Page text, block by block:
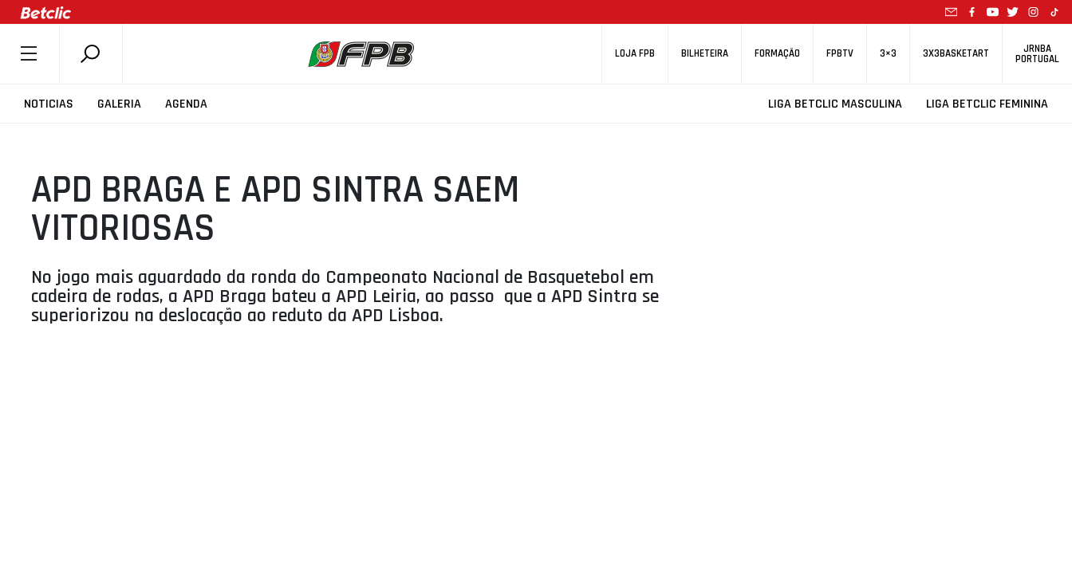
LOJA FPB BILHETEIRA FORMAÇÃO FPBTV 3×3 3X3BASKETART JRNBA
PORTUGAL
NOTICIAS GALERIA AGENDA LIGA BETCLIC MASCULINA LIGA BETCLIC FEMININA
SOBRE A FPB
COMPETIÇÕES
ASSOCIAÇÕES
CLUBES
AGENTES
AGENDA
SELEÇÕES
APD BRAGA E APD SINTRA SAEM
VITORIOSAS
No jogo mais aguardado da ronda do Campeonato Nacional de Basquetebol em
cadeira de rodas, a APD Braga bateu a APD Leiria, ao passo que a APD Sintra se
superiorizou na deslocação ao reduto da APD Lisboa.